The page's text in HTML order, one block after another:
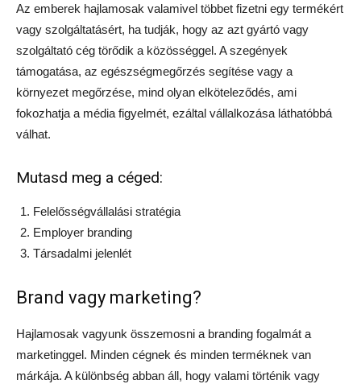
Az emberek hajlamosak valamivel többet fizetni egy termékért
vagy szolgáltatásért, ha tudják, hogy az azt gyártó vagy
szolgáltató cég törődik a közösséggel. A szegények
támogatása, az egészségmegőrzés segítése vagy a
környezet megőrzése, mind olyan elköteleződés, ami
fokozhatja a média figyelmét, ezáltal vállalkozása láthatóbbá
válhat.
Mutasd meg a céged:
Felelősségvállalási stratégia
Employer branding
Társadalmi jelenlét
Brand vagy marketing?
Hajlamosak vagyunk összemosni a branding fogalmát a
marketinggel. Minden cégnek és minden terméknek van
márkája. A különbség abban áll, hogy valami történik vagy